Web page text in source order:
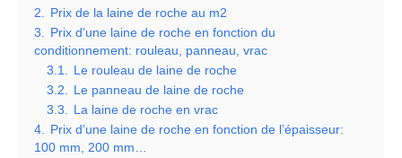
2.
Prix de la laine de roche au m2
3.
Prix d’une laine de roche en fonction du
conditionnement: rouleau, panneau, vrac
3.1.
Le rouleau de laine de roche
3.2.
Le panneau de laine de roche
3.3.
La laine de roche en vrac
4.
Prix d’une laine de roche en fonction de l’épaisseur:
100 mm, 200 mm…